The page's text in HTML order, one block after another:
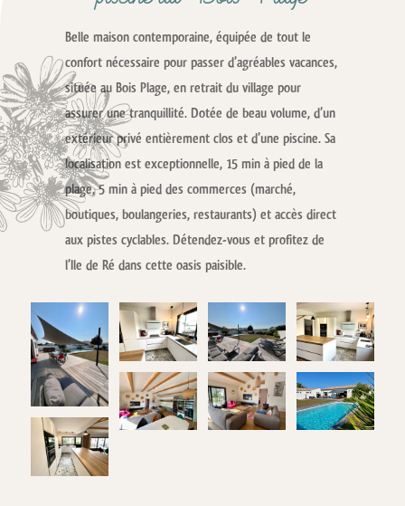
Belle maison contemporaine, équipée de tout le
confort nécessaire pour passer d’agréables vacances,
située au Bois Plage, en retrait du village pour
assurer une tranquillité. Dotée de beau volume, d’un
extérieur privé entièrement clos et d’une piscine. Sa
localisation est exceptionnelle, 15 min à pied de la
plage, 5 min à pied des commerces (marché,
boutiques, boulangeries, restaurants) et accès direct
aux pistes cyclables. Détendez-vous et profitez de
l’Ile de Ré dans cette oasis paisible.